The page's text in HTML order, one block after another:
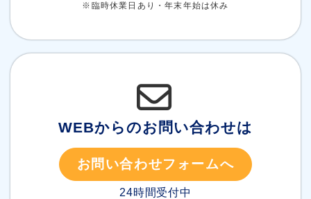
※臨時休業日あり・年末年始は休み
WEBからのお問い合わせは
お問い合わせフォームへ
24時間受付中